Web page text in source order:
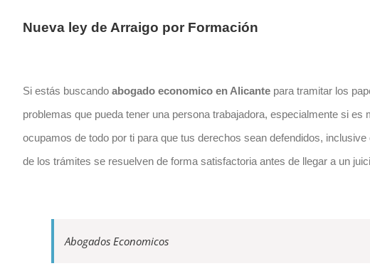
Nueva ley de Arraigo por Formación
Si estás buscando abogado economicoen Alicante para tramitar los
problemas que pueda tener una persona trabajadora, especialmente si
ocupamos de todo por ti para que tus derechos sean defendidos,
de los trámites se resuelven de forma satisfactoria antes de llegar a un
Abogados Economicos